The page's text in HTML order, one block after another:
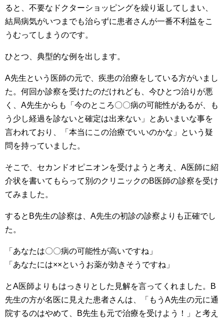
ると、不要なドクターショッピングを繰り返してしまい、
結局病気がいつまでも治らずに患者さんが一番不利益をこ
うむってしまうのです。
ひとつ、典型的な例を出します。
A先生という医師の元で、疾患の治療をしている方がいまし
た。何回か診察を受けたのだけれども、今ひとつ治りが悪
く、A先生からも「今のところ〇〇病の可能性があるが、も
う少し経過を診ないと確定は出来ない」とあいまいな事を
言われており、「本当にこの治療でいいのかな」という疑
問を持っていました。
そこで、セカンドオピニオンを受けようと考え、A医師に紹
介状を書いてもらって別のクリニックのB医師の診察を受け
てみました。
するとB先生の診察は、A先生の初診の診察よりも正確でし
た。
「あなたは〇〇病の可能性が高いですね」
「あなたには××というお薬が効きそうですね」
とA医師よりもはっきりとした見解を言ってくれました。B
先生の方が名医に見えた患者さんは、「もうA先生の元に通
院するのはやめて、B先生も元で治療を受けよう！」と考え